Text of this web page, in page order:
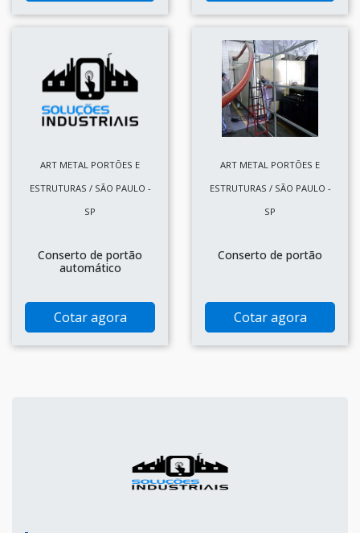
ART METAL PORTÕES E
ESTRUTURAS / SÃO PAULO -
SP
Conserto de portão
automático
Cotar agora
ART METAL PORTÕES E
ESTRUTURAS / SÃO PAULO -
SP
Conserto de portão
Cotar agora